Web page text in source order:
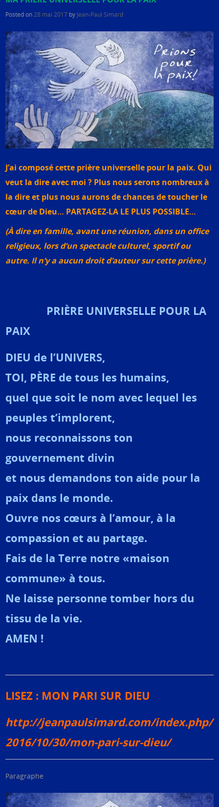
Posted on 28 mai 2017 by Jean-Paul Simard
J’ai composé cette prière universelle pour la paix. Qui
veut la dire avec moi ? Plus nous serons nombreux à
la dire et plus nous aurons de chances de toucher le
cœur de Dieu… PARTAGEZ-LA LE PLUS POSSIBLE…
(À dire en famille, avant une réunion, dans un office
religieux, lors d’un spectacle culturel, sportif ou
autre. Il n’y a aucun droit d’auteur sur cette prière.)
PRIÈRE UNIVERSELLE POUR LA
PAIX
DIEU de l’UNIVERS,
TOI, PÈRE de tous les humains,
quel que soit le nom avec lequel les
peuples t’implorent,
nous reconnaissons ton
gouvernement divin
et nous demandons ton aide pour la
paix dans le monde.
Ouvre nos cœurs à l’amour, à la
compassion et au partage.
Fais de la Terre notre «maison
commune» à tous.
Ne laisse personne tomber hors du
tissu de la vie.
AMEN !
LISEZ : MON PARI SUR DIEU
http://jeanpaulsimard.com/index.php/
2016/10/30/mon-pari-sur-dieu/
Paragraphe